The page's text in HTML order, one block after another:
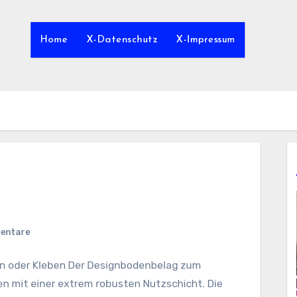
Home X-Datenschutz X-Impressum
oder Kleben Der Designbodenbelag zum
mit einer extrem robusten Nutzschicht. Die